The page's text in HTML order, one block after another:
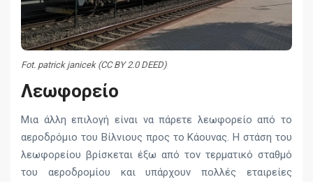
Fot. patrick janicek (CC BY 2.0 DEED)
Λεωφορείο
Μια άλλη επιλογή είναι να πάρετε λεωφορείο από το
αεροδρόμιο του Βίλνιους προς το Κάουνας. Η στάση του
λεωφορείου βρίσκεται έξω από τον τερματικό σταθμό
του αεροδρομίου και υπάρχουν πολλές εταιρείες